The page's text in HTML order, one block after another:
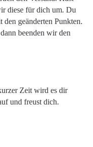
diese für dich um. Du
den geänderten Punkten.
beenden wir den
Zeit wird es dir
und freust dich.